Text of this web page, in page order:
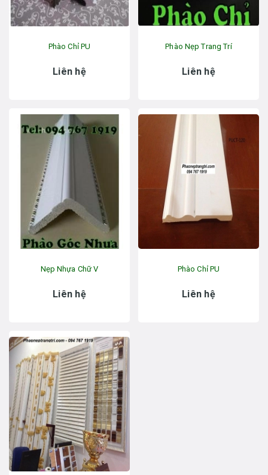
Phào Chỉ PU
Liên hệ
Phào Nẹp Trang Trí
Liên hệ
Nẹp Nhựa Chữ V
Liên hệ
Phào Chỉ PU
Liên hệ